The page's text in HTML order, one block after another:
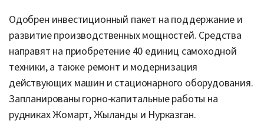
Одобрен инвестиционный пакет на поддержание и
развитие производственных мощностей. Средства
направят на приобретение 40 единиц самоходной
техники, а также ремонт и модернизация
действующих машин и стационарного оборудования.
Запланированы горно-капитальные работы на
рудниках Жомарт, Жыланды и Нурказган.